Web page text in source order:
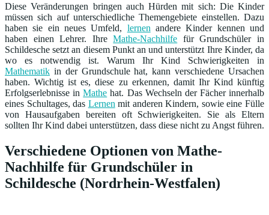
Diese Veränderungen bringen auch Hürden mit sich: Die Kinder
müssen sich auf unterschiedliche Themengebiete einstellen. Dazu
haben sie ein neues Umfeld, lernen andere Kinder kennen und
haben einen Lehrer. IhreMathe-Nachhilfe für Grundschüler in
Schildesche setzt an diesem Punkt an und unterstützt Ihre Kinder, da
wo es notwendig ist. Warum Ihr Kind Schwierigkeiten in
Mathematik in der Grundschule hat, kann verschiedene Ursachen
haben. Wichtig ist es, diese zu erkennen, damit Ihr Kind künftig
Erfolgserlebnisse inMathe hat. Das Wechseln der Fächer innerhalb
eines Schultages, das Lernen mit anderen Kindern, sowie eine Fülle
von Hausaufgaben bereiten oft Schwierigkeiten. Sie als Eltern
sollten Ihr Kind dabei unterstützen, dass diese nicht zu Angst führen.
Verschiedene Optionen von Mathe-
Nachhilfe für Grundschüler in
Schildesche (Nordrhein-Westfalen)